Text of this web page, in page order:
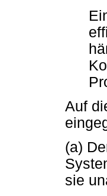
Auf
(a)
sie